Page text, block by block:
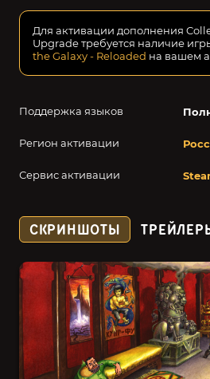
Поддержка языков
Регион активации
Сервис активации
Для активации дополнения
Upgrade требуется наличие
the Galaxy - Reloaded на вашем
СКРИНШОТЫ